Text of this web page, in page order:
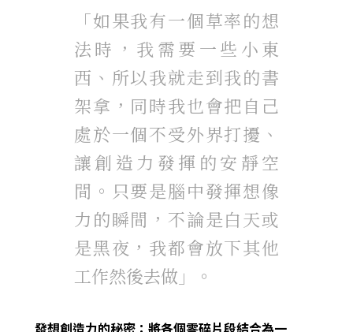
「如果我有一個草率的想
法時，我需要一些小東
西、所以我就走到我的書
架拿，同時我也會把自己
處於一個不受外界打擾、
讓創造力發揮的安靜空
間。只要是腦中發揮想像
力的瞬間，不論是白天或
是黑夜，我都會放下其他
工作然後去做」。
發想創造力的秘密：將各個零碎片段結合為一